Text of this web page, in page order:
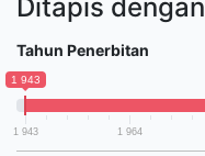
Ditapis dengan
Tahun Penerbitan
1 943
1 943 1 964